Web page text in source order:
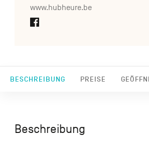
BESCHREIBUNG PREISE
www.hubheure.be
Beschreibung